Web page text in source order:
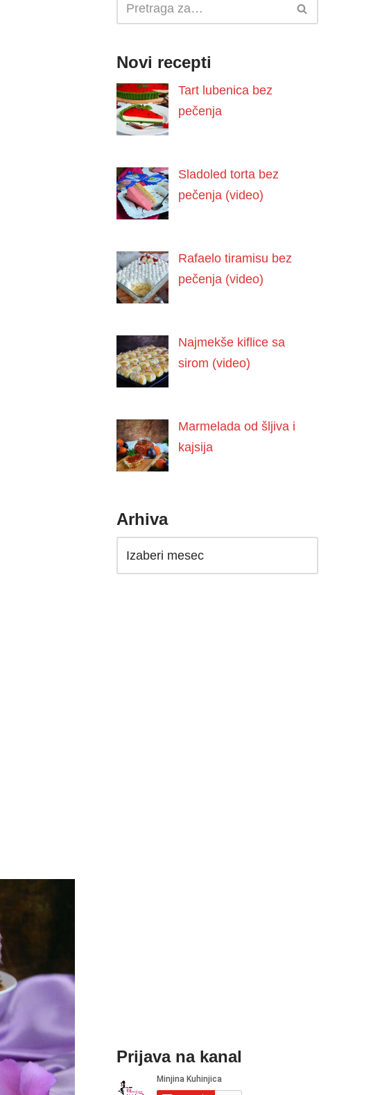
Novi recepti
Tart lubenica bez
pečenja
Sladoled torta bez
pečenja (video)
Rafaelo tiramisu bez
pečenja (video)
Najmekše kiflice sa
sirom (video)
Marmelada od šljiva i
kajsija
Arhiva
Prijava na kanal